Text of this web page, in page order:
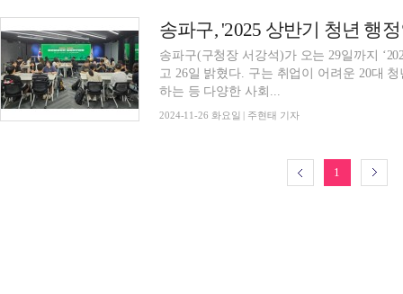
송파구, '2025 상반기 청년 행
송파구(구청장 서강석)가 오는 29일까지
고 26일 밝혔다. 구는 취업이 어려운 20대 청년들에게 행정 실무를 직접 체험하며 구정에 참여
하는 등 다양한 사회...
2024-11-26 화요일 | 주현태 기자
1